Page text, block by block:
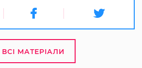
ВСІ МАТЕРІАЛИ